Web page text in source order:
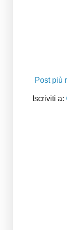
Post più
Iscriviti a: